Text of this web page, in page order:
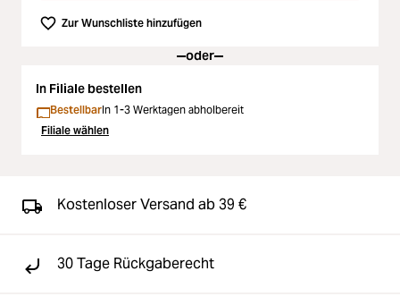
Loading...
Zur Wunschliste hinzufügen
oder
In Filiale bestellen
BestellbarIn 1-3 Werktagen abholbereit
Filiale wählen
Kostenloser Versand ab 39 €
30 Tage Rückgaberecht